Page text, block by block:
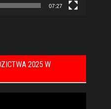
07:27
2025 W